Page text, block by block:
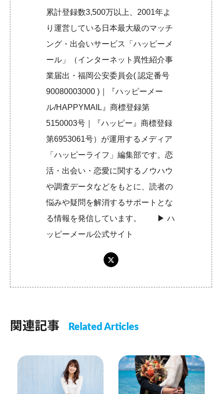
累計登録数3,500万以上、2001年よ
り運営している日本最大級のマッチ
ング・出会いサービス「ハッピーメ
ール」（インターネット異性紹介事
業届出・福岡公安委員会( 認定番号
90080003000 )｜『ハッピーメー
ル/HAPPYMAIL』商標登録第
5150003号｜『ハッピー』商標登録
第6953061号）が運用するメディア
「ハッピーライフ」編集部です。恋
活・出会い・恋愛に関するノウハウ
や調査データなどをもとに、読者の
悩みや疑問を解消するサポートとな
る情報を発信しています。 ▶︎ハ
ッピーメール公式サイト
関連記事 Related Articles